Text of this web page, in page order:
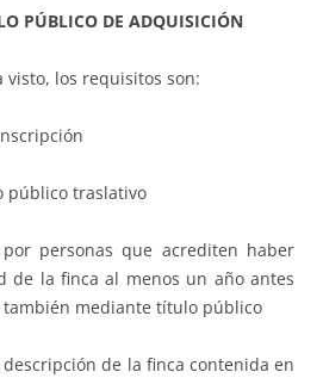
PÚBLICO DE ADQUISICIÓN
visto, los requisitos son:
traslativo
que acrediten haber
de la finca al menos un año antes
mediante título público
de la finca contenida en